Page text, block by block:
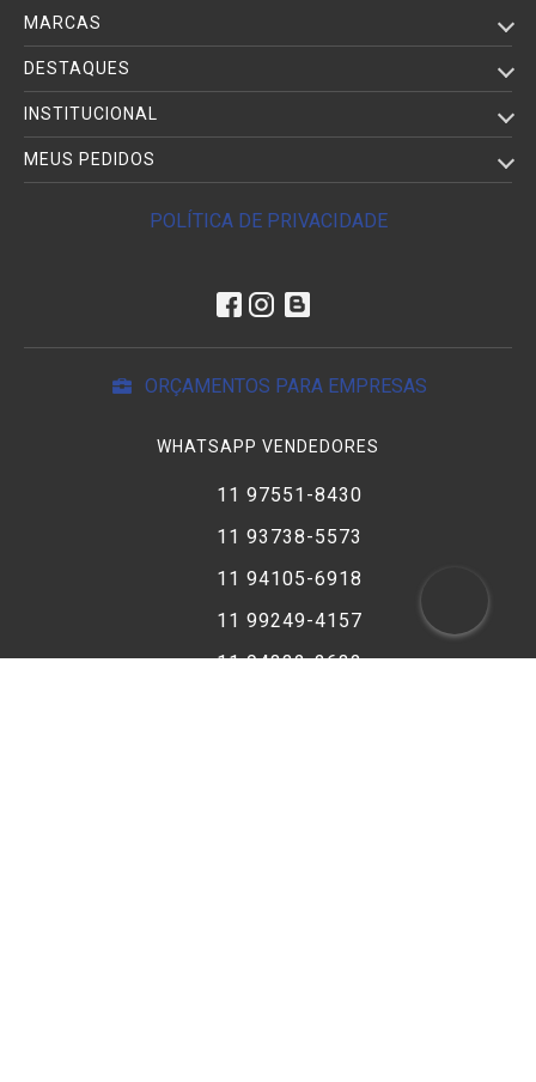
MARCAS
DESTAQUES
INSTITUCIONAL
MEUS PEDIDOS
POLÍTICA DE PRIVACIDADE
ORÇAMENTOS PARA EMPRESAS
WHATSAPP VENDEDORES
11 97551-8430
11 93738-5573
11 94105-6918
11 99249-4157
11 94332-2632